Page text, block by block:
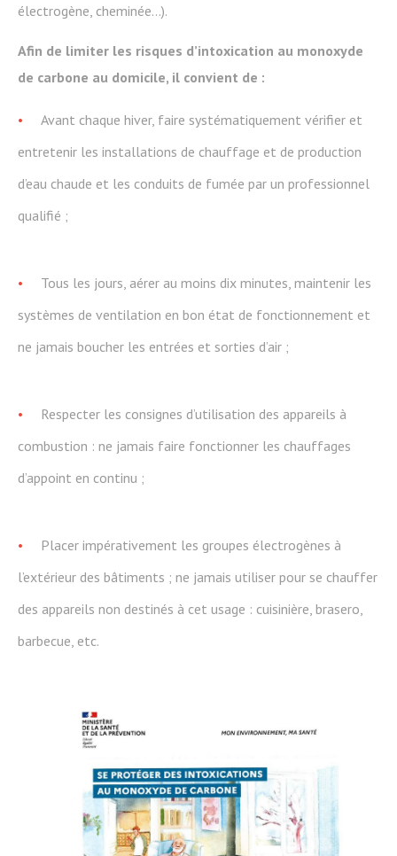
électrogène, cheminée…).
Afin de limiter les risques d’intoxication au monoxyde
de carbone au domicile, il convient de :
Avant chaque hiver, faire systématiquement vérifier et
entretenir les installations de chauffage et de production
d’eau chaude et les conduits de fumée par un professionnel
qualifié ;
Tous les jours, aérer au moins dix minutes, maintenir les
systèmes de ventilation en bon état de fonctionnement et
ne jamais boucher les entrées et sorties d’air ;
Respecter les consignes d’utilisation des appareils à
combustion : ne jamais faire fonctionner les chauffages
d’appoint en continu ;
Placer impérativement les groupes électrogènes à
l’extérieur des bâtiments ; ne jamais utiliser pour se chauffer
des appareils non destinés à cet usage : cuisinière, brasero,
barbecue, etc.